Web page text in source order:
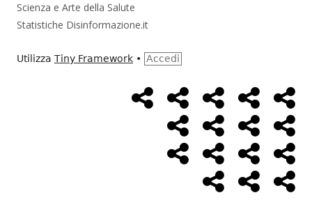
Scienza e Arte della Salute
Statistiche Disinformazione.it
Utilizza Tiny Framework • Accedi
MenùHome
Page
Alimentazione
AmbienteBambini
Cancro ControlloEconomia
FarmaciMassoneriaNWO
Salute Storia